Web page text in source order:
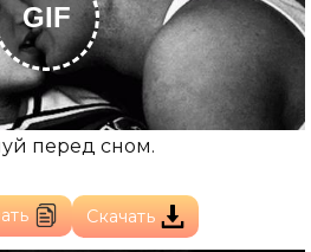
GIF
перед сном.
Скачать